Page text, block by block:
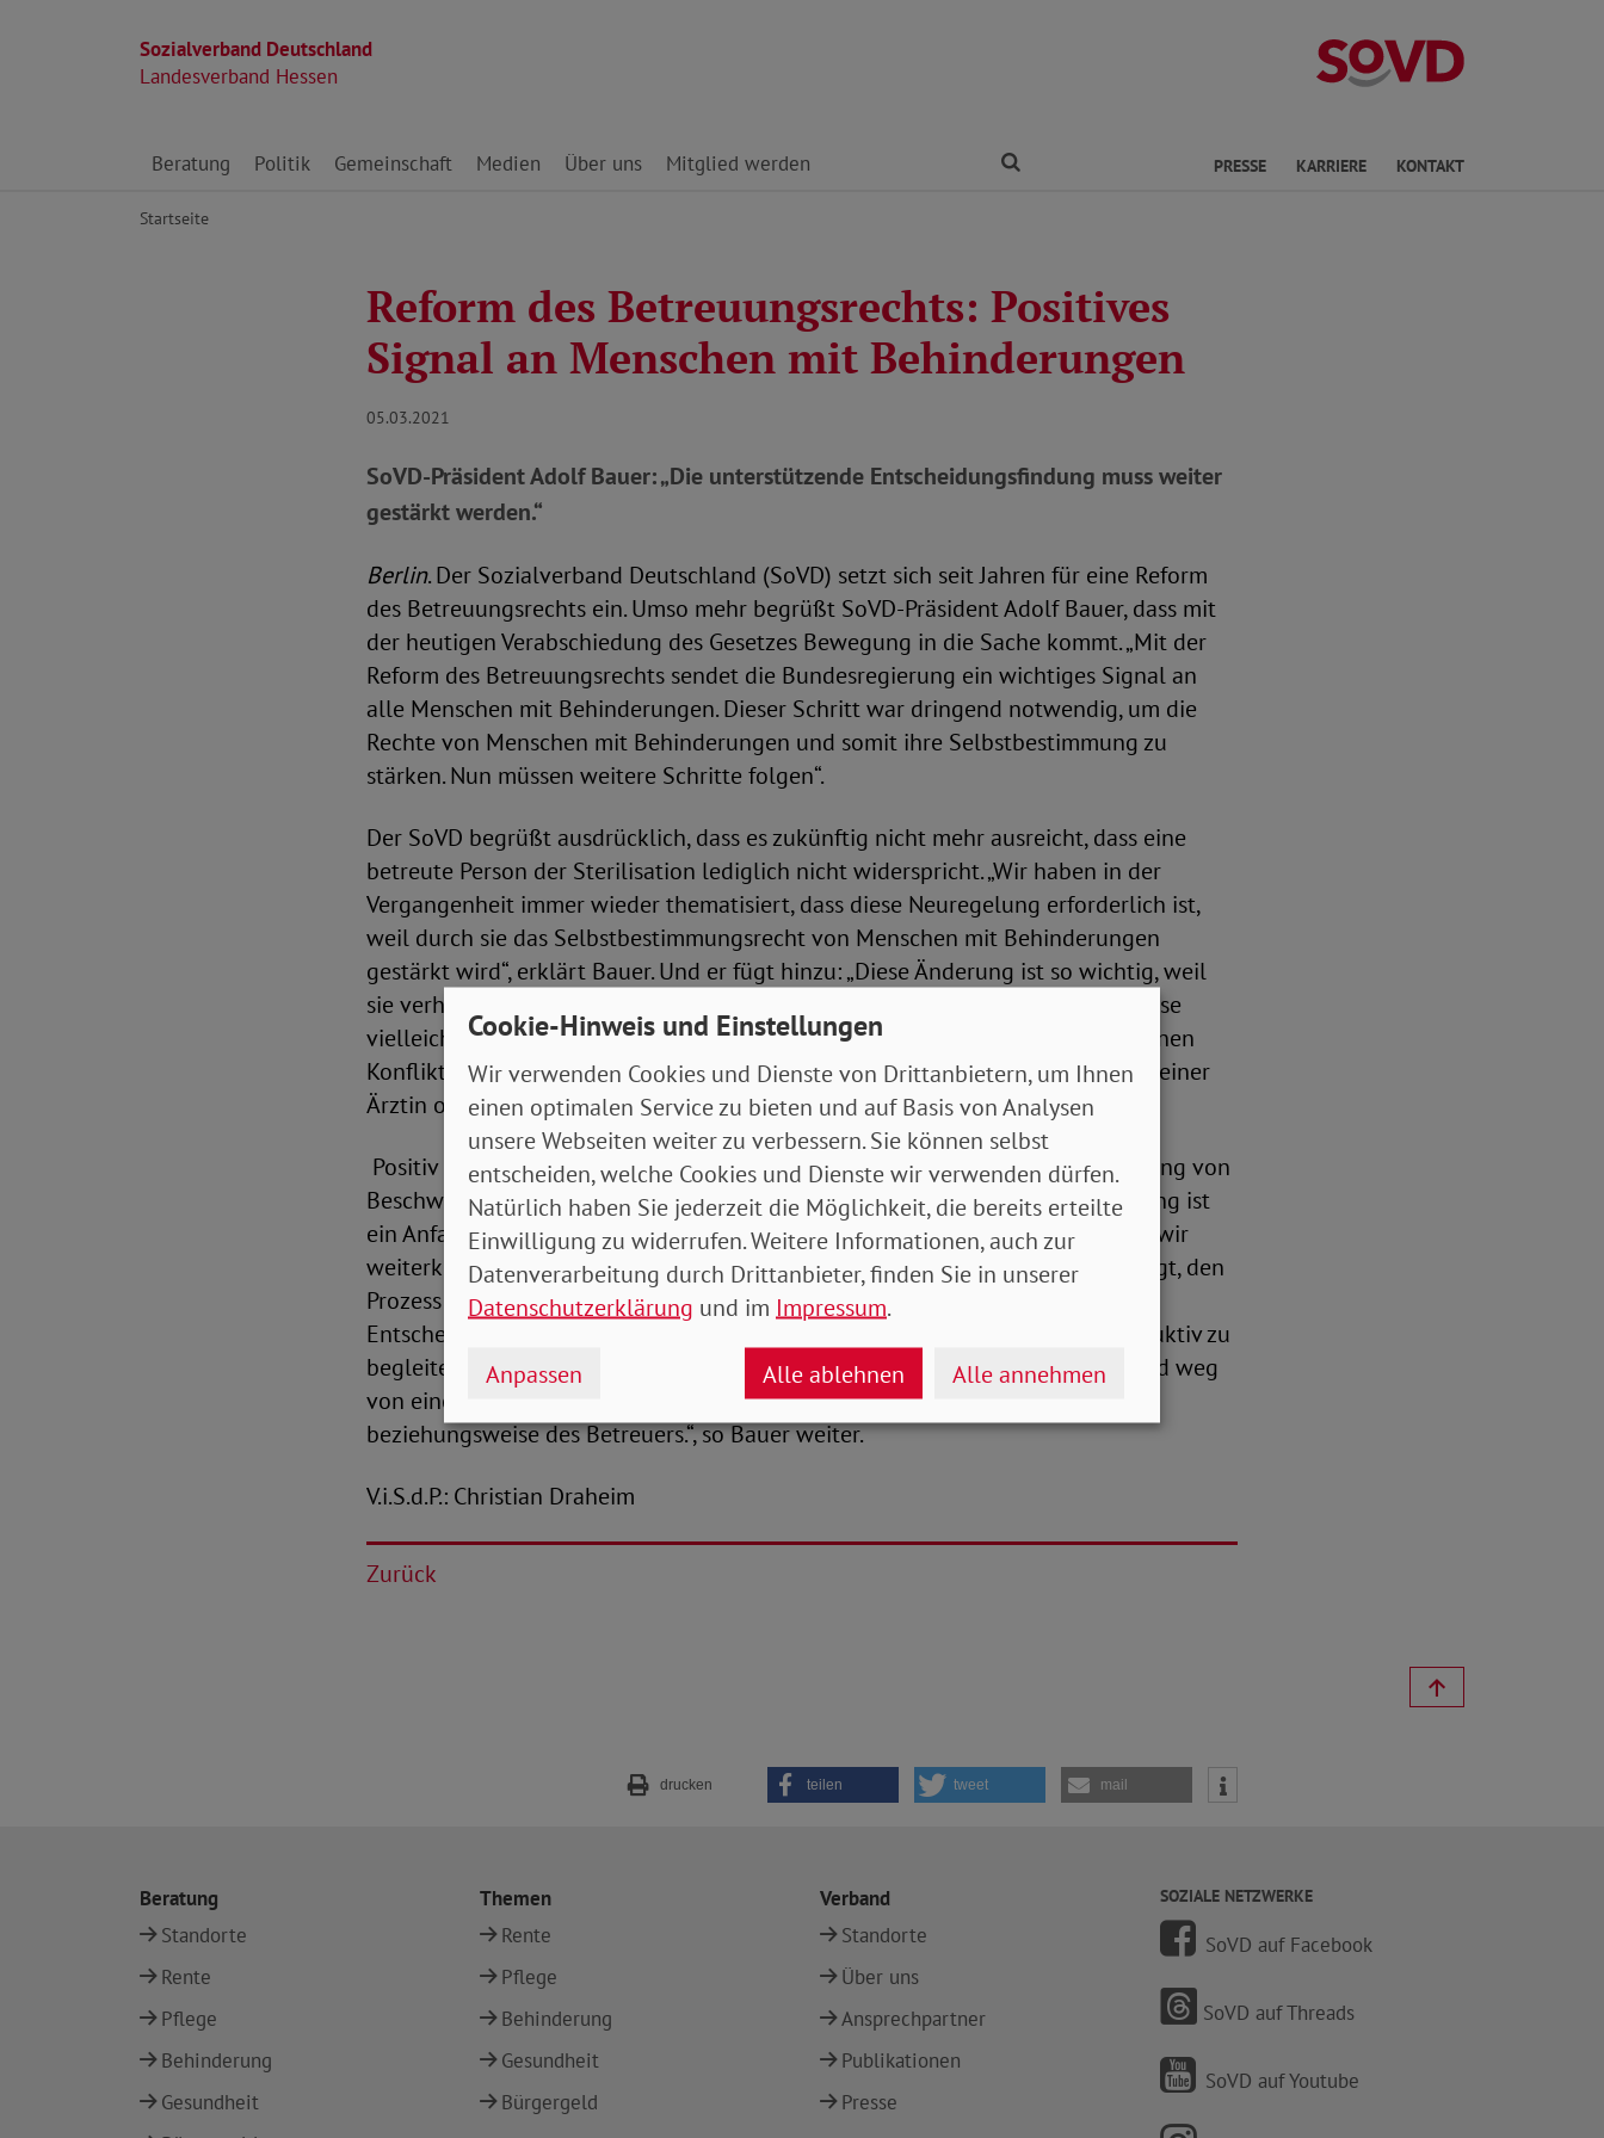
Sozialverband Deutschland
Landesverband Hessen
Landesverband
Direkt zu den Inhalten springen
Beratung Politik Gemeinschaft Medien Über uns Mitglied werden PRESSE KARRIERE KONTAKT
Startseite
Reform des Betreuungsrechts: Positives
Signal an Menschen mit Behinderungen
05.03.2021
SoVD-Präsident Adolf Bauer: „Die unterstützende Entscheidungsfindung muss weiter
gestärkt werden.“
Berlin. Der Sozialverband Deutschland (SoVD) setzt sich seit Jahren für eine Reform
des Betreuungsrechts ein. Umso mehr begrüßt SoVD-Präsident Adolf Bauer, dass mit
der heutigen Verabschiedung des Gesetzes Bewegung in die Sache kommt. „Mit der
Reform des Betreuungsrechts sendet die Bundesregierung ein wichtiges Signal an
alle Menschen mit Behinderungen. Dieser Schritt war dringend notwendig, um die
Rechte von Menschen mit Behinderungen und somit ihre Selbstbestimmung zu
stärken. Nun müssen weitere Schritte folgen“.
Der SoVD begrüßt ausdrücklich, dass es zukünftig nicht mehr ausreicht, dass eine
betreute Person der Sterilisation lediglich nicht widerspricht. „Wir haben in der
Vergangenheit immer wieder thematisiert, dass diese Neuregelung erforderlich ist,
weil durch sie das Selbstbestimmungsrecht von Menschen mit Behinderungen
gestärkt wird“, erklärt Bauer. Und er fügt hinzu: „Diese Änderung ist so wichtig, weil
sie verhindert, dass eine Sterilisation an Betreuten vorgenommen wird, die diese
vielleicht gar nicht wollen, sie aber keinen Widerspruch äußern, um nicht in einen
Konflikt mit der Betreuerin beziehungsweise dem Betreuer, Angehörigen oder einer
Ärztin oder einem Arzt zu geraten.“
Positiv sieht Bauer zudem, dass im Gesetz eine Absichtserklärung zur Einrichtung von
Beschwerde- und Beratungsstellen aufgenommen wurde. „Die Absichtserklärung ist
ein Anfang. Aber auch bei der unterstützenden Entscheidungsfindung müssen wir
weiterkommen.“ Daher sei es gut, dass das Bundesjustizministerium beabsichtigt, den
Prozess der Weiterentwicklung des Konzepts der „Unterstützten
Entscheidungsfindung“ durch die Anwendungspraxis und Wissenschaft konstruktiv zu
begleiten. „Wir müssen hin zu einer unterstützenden Entscheidungsfindung und weg
von einem stellvertretenden und ersetzenden Handeln der Betreuerin
beziehungsweise des Betreuers.“, so Bauer weiter.
V.i.S.d.P.: Christian Draheim
Zurück
drucken teilen tweet mail
Beratung
Standorte
Rente
Pflege
Behinderung
Gesundheit
Themen
Rente
Pflege
Behinderung
Gesundheit
Bürgergeld
Verband
Standorte
Über uns
Ansprechpartner
Publikationen
Presse
SOZIALE NETZWERKE
SoVD auf Facebook
SoVD auf Threads
SoVD auf Youtube
Cookie-Hinweis und Einstellungen
Wir verwenden Cookies und Dienste von Drittanbietern, um Ihnen
einen optimalen Service zu bieten und auf Basis von Analysen
unsere Webseiten weiter zu verbessern. Sie können selbst
entscheiden, welche Cookies und Dienste wir verwenden dürfen.
Natürlich haben Sie jederzeit die Möglichkeit, die bereits erteilte
Einwilligung zu widerrufen. Weitere Informationen, auch zur
Datenverarbeitung durch Drittanbieter, finden Sie in unserer
Datenschutzerklärung und im Impressum.
Anpassen Alle ablehnen Alle annehmen